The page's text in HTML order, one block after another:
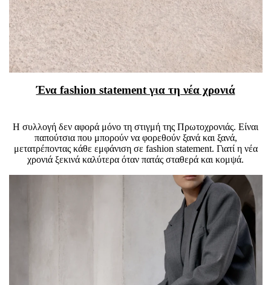
Ένα fashion statement για τη νέα χρονιά
Η συλλογή δεν αφορά μόνο τη στιγμή της Πρωτοχρονιάς. Είναι
παπούτσια που μπορούν να φορεθούν ξανά και ξανά,
μετατρέποντας κάθε εμφάνιση σε fashion statement. Γιατί η νέα
χρονιά ξεκινά καλύτερα όταν πατάς σταθερά και κομψά.